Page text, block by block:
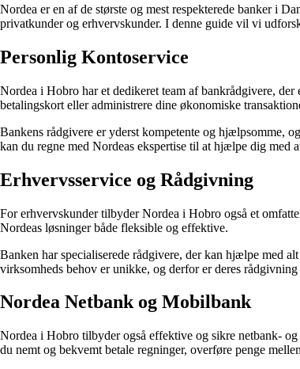
Nordea er en af ​​de største og mest respekterede banker i
privatkunder og erhvervskunder. I denne guide vil vi
Personlig Kontoservice
Nordea i Hobro har et dedikeret team af bankrådgivere,
betalingskort eller administrere dine økonomiske
Bankens rådgivere er yderst kompetente og hjælpsomme,
kan du regne med Nordeas ekspertise til at hjælpe dig med
Erhvervsservice og Rådgivning
For erhvervskunder tilbyder Nordea i Hobro også et
Nordeas løsninger både fleksible og effektive.
Banken har specialiserede rådgivere, der kan hjælpe med
virksomheds behov er unikke, og derfor er deres
Nordea Netbank og Mobilbank
Nordea i Hobro tilbyder også effektive og sikre netbank-
du nemt og bekvemt betale regninger, overføre penge